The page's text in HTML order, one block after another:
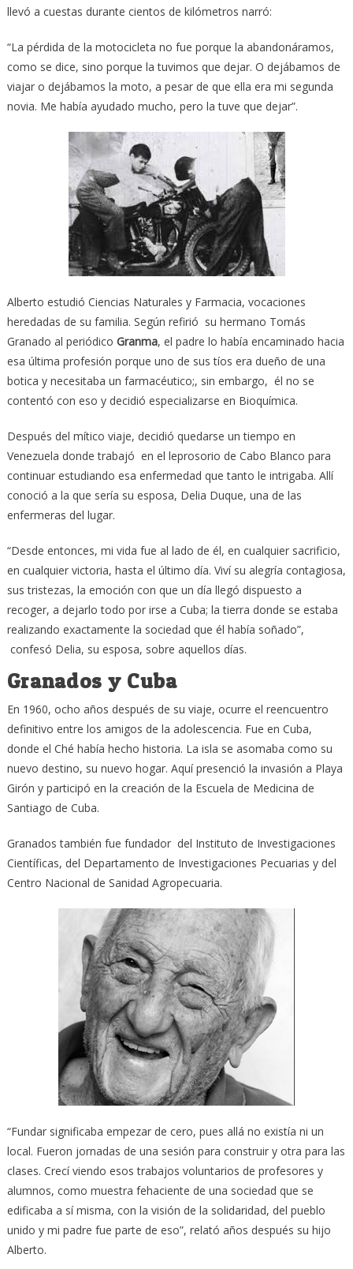
llevó a cuestas durante cientos de kilómetros narró:
“La pérdida de la motocicleta no fue porque la abandonáramos,
como se dice, sino porque la tuvimos que dejar. O dejábamos de
viajar o dejábamos la moto, a pesar de que ella era mi segunda
novia. Me había ayudado mucho, pero la tuve que dejar”.
Alberto estudió Ciencias Naturales y Farmacia, vocaciones
heredadas de su familia. Según refirió su hermano Tomás
Granado al periódico Granma, el padre lo había encaminado hacia
esa última profesión porque uno de sus tíos era dueño de una
botica y necesitaba un farmacéutico;, sin embargo, él no se
contentó con eso y decidió especializarse en Bioquímica.
Después del mítico viaje, decidió quedarse un tiempo en
Venezuela donde trabajó en el leprosorio de Cabo Blanco para
continuar estudiando esa enfermedad que tanto le intrigaba. Allí
conoció a la que sería su esposa, Delia Duque, una de las
enfermeras del lugar.
“Desde entonces, mi vida fue al lado de él, en cualquier sacrificio,
en cualquier victoria, hasta el último día. Viví su alegría contagiosa,
sus tristezas, la emoción con que un día llegó dispuesto a
recoger, a dejarlo todo por irse a Cuba; la tierra donde se estaba
realizando exactamente la sociedad que él había soñado”,
confesó Delia, su esposa, sobre aquellos días.
Granados y Cuba
En 1960, ocho años después de su viaje, ocurre el reencuentro
definitivo entre los amigos de la adolescencia. Fue en Cuba,
donde el Ché había hecho historia. La isla se asomaba como su
nuevo destino, su nuevo hogar. Aquí presenció la invasión a Playa
Girón y participó en la creación de la Escuela de Medicina de
Santiago de Cuba.
Granados también fue fundador del Instituto de Investigaciones
Científicas, del Departamento de Investigaciones Pecuarias y del
Centro Nacional de Sanidad Agropecuaria.
“Fundar significaba empezar de cero, pues allá no existía ni un
local. Fueron jornadas de una sesión para construir y otra para las
clases. Crecí viendo esos trabajos voluntarios de profesores y
alumnos, como muestra fehaciente de una sociedad que se
edificaba a sí misma, con la visión de la solidaridad, del pueblo
unido y mi padre fue parte de eso”, relató años después su hijo
Alberto.